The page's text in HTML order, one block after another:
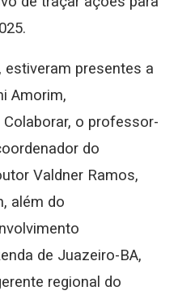
estiveram presentes a
Amorim,
o professor-
do
Valdner Ramos,
além do
de Juazeiro-BA,
regional do